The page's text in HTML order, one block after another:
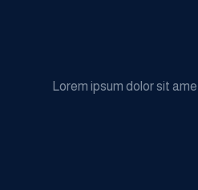
Lorem ipsum dolor sit